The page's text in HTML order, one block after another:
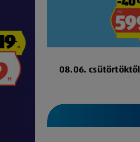
08.06. csütörtöktől